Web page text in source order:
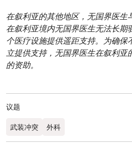
在叙利亚的其他地区，无国界医生
在叙利亚境内无国界医生无法长期
个医疗设施提供遥距支持。为确保
立提供支持，无国界医生在叙利
的资助。
议题
武装冲突 外科